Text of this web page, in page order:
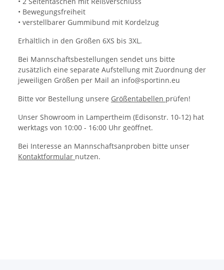
• Bewegungsfreiheit
• verstellbarer Gummibund mit Kordelzug
Erhältlich in den Größen 6XS bis 3XL.
Bei Mannschaftsbestellungen sendet uns bitte
zusätzlich eine separate Aufstellung mit Zuordnung der
jeweiligen Größen per Mail an info@sportinn.eu
Bitte vor Bestellung unsere Größentabellen prüfen!
Unser Showroom in Lampertheim (Edisonstr. 10-12) hat
werktags von 10:00 - 16:00 Uhr geöffnet.
Bei Interesse an Mannschaftsanproben bitte unser
Kontaktformular nutzen.